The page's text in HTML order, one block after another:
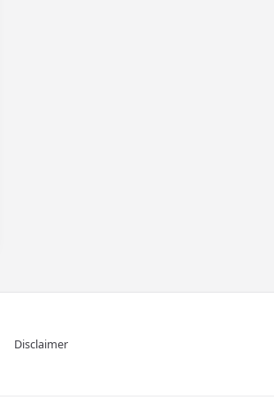
Disclaimer